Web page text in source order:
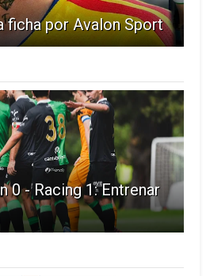
ficha por Avalon Sport
0 - Racing 1: Entrenar